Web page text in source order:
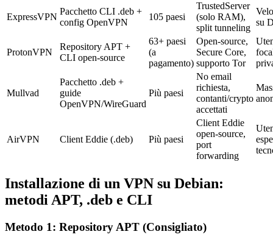
ExpressVPN
Pacchetto CLI .deb +
config OpenVPN
105 paesi
TrustedServer
(solo RAM),
split tunneling
su
ProtonVPN
Repository APT +
CLI open-source
63+ paesi
(a
pagamento)
Open-source,
Secure Core,
supporto Tor
Mullvad
Pacchetto .deb +
guide
OpenVPN/WireGuard
Più paesi
No email
richiesta,
contanti/crypto
accettati
AirVPN Client Eddie (.deb) Più paesi
Client Eddie
open-source,
port
forwarding
Installazione di un VPN su Debian:
metodi APT, .deb e CLI
Metodo 1: Repository APT (Consigliato)